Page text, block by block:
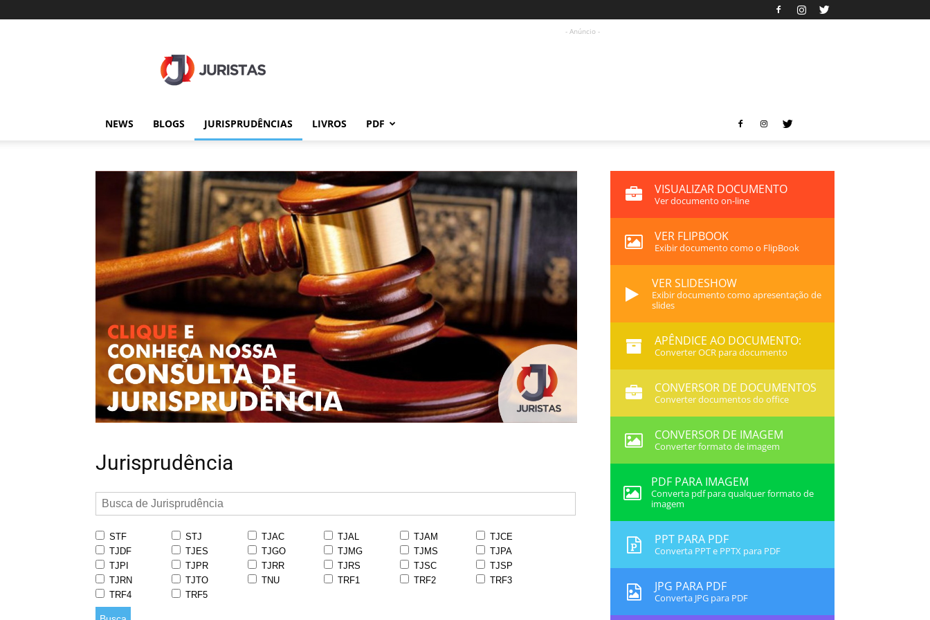
- Anúncio -
NEWS BLOGS JURISPRUDÊNCIAS LIVROS PDF
Jurisprudência
STF STJ TJAC TJAL TJAM
TJCE
TJDF
TJES TJGO TJMG TJMS
TJPA
TJPI
TJPR TJRR TJRS TJSC
TJSP
TJRN
TJTO TNU TRF1 TRF2
TRF3
TRF4
TRF5
VISUALIZAR DOCUMENTO
Ver documento on-line
VER FLIPBOOK
Exibir documento como o FlipBook
VER SLIDESHOW
Exibir documento como apresentação de
slides
APÊNDICE AO DOCUMENTO:
Converter OCR para documento
CONVERSOR DE DOCUMENTOS
Converter documentos do office
CONVERSOR DE IMAGEM
Converter formato de imagem
PDF PARA IMAGEM
Converta pdf para qualquer formato de
imagem
PPT PARA PDF
Converta PPT e PPTX para PDF
JPG PARA PDF
Converta JPG para PDF